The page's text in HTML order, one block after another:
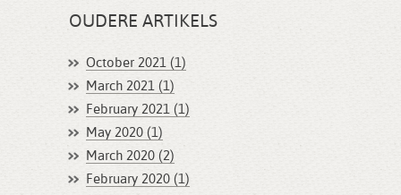
OUDERE ARTIKELS
October 2021 (1)
March 2021 (1)
February 2021 (1)
May 2020 (1)
March 2020 (2)
February 2020 (1)